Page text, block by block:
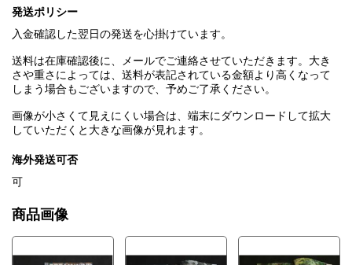
発送ポリシー
入金確認した翌日の発送を心掛けています。
送料は在庫確認後に、メールでご連絡させていただきます。大き
さや重さによっては、送料が表記されている金額より高くなって
しまう場合もございますので、予めご了承ください。
画像が小さくて見えにくい場合は、端末にダウンロードして拡大
していただくと大きな画像が見れます。
海外発送可否
可
商品画像